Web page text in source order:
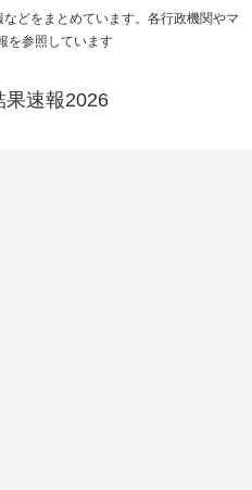
どをまとめています。各行政機関やマ
を参照しています
果速報2026